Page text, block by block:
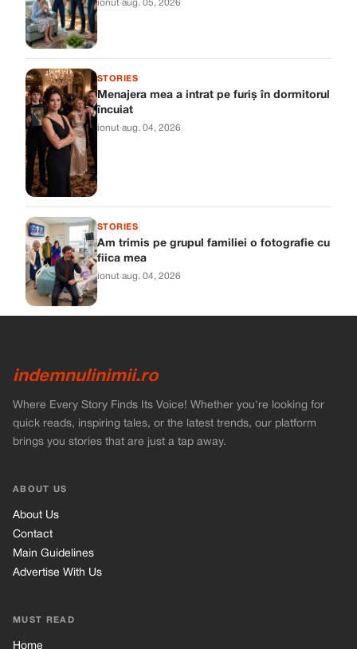
ionut·aug. 05, 2026
STORIES
Menajera mea a intrat pe furiș în dormitorul
încuiat
ionut·aug. 04, 2026
STORIES
Am trimis pe grupul familiei o fotografie cu
fiica mea
ionut·aug. 04, 2026
indemnulinimii.ro
Where Every Story Finds Its Voice! Whether you're looking for
quick reads, inspiring tales, or the latest trends, our platform
brings you stories that are just a tap away.
ABOUT US
About Us
Contact
Main Guidelines
Advertise With Us
MUST READ
Home